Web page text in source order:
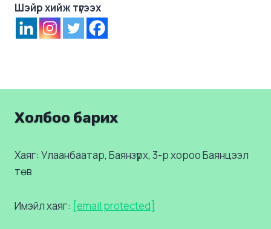
Шэйр хийж түгээх
Холбоо барих
Хаяг: Улаанбаатар, Баянзүрх, 3-р хороо Баянцээл
төв
Имэйл хаяг: [email protected]